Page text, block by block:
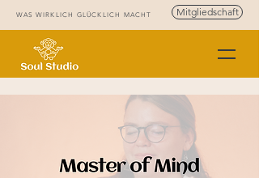
WAS WIRKLICH GLÜCKLICH MACHT Mitgliedschaft